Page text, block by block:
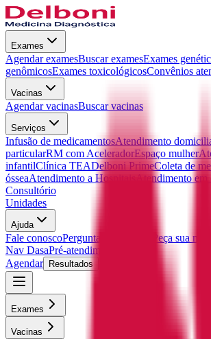
Exames
Agendar examesBuscar examesExames
genômicosExames toxicológicosConvênios
Vacinas
Agendar vacinasBuscar vacinas
Serviços
Infusão de medicamentosAtendimento
particularRM com AceleradorEspaço mulher
infantilClínica TEADelboni PrimeColeta de
ósseaAtendimento a Hospitais Atendimento em
Consultório
Unidades
Ajuda
Fale conoscoPerguntas frequentes Peça sua
Nav DasaPré-atendimento
Agendar
Resultados
Exames
Vacinas